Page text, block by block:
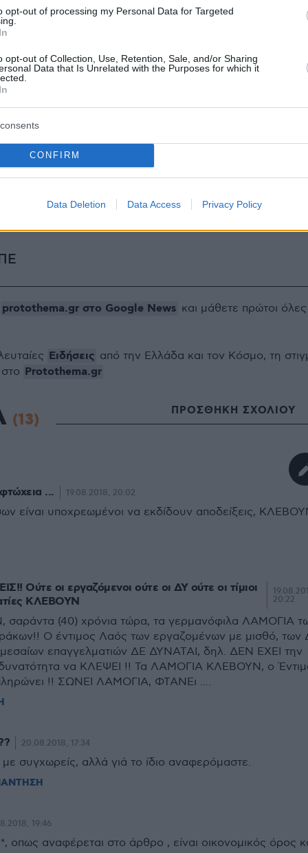
opt-out of processing my Personal Data for Targeted
opt-out of Collection, Use, Retention, Sale, and/or Sharing
Data that Is Unrelated with the Purposes for which it
CONFIRM
Data Deletion Data Access Privacy Policy
δέκατο προς τα πάνω ή προς τα κάτω
για τα επόμενα τριάντα, σαράντα χρόνια»
στο μέλλον και να κάνει από τώρα
έτος 2050 ή το 2060».
πολιτικός τόνισε, τέλος, ότι «θα
σημάδι αισιοδοξίας το γεγονός
ξανά σε τροχιά ανάπτυξης, έστω και
το ποσοστό της τάξεως του 1-2%, είναι πολύ
protothema.gr στο Google News και μάθετε πρώτοι όλες
Ειδήσεις από την Ελλάδα και τον Κόσμο, τη
Protothema.gr
(13) ΠΡΟΣΘΗΚΗ ΣΧΟΛΙΟΥ
... 19.08.2018, 20:02
είναι υποχρεωμένοι να εκδίδουν αποδείξεις,
Ούτε οι εργαζόμενοι ούτε οι ΔΥ ούτε οι τίμιοι
ΚΛΕΒΟΥΝ
20:22
(40) χρόνια τώρα, τα γερμανόφιλα ΛΑΜΟΓΙΑ
Ο έντιμος Λαός των εργαζομένων με μισθό, των
επαγγελματιών ΔΕ ΔΥΝΑΤΑΙ, δηλ. ΔΕΝ ΕΧΕΙ την
δυνατότητα να ΚΛΕΨΕΙ !! Τα ΛΑΜΟΓΙΑ ΚΛΕΒΟΥΝ, ο
!! ΣΩΝΕΙ ΛΑΜΟΓΙΑ, ΦΤΑΝΕι ....
20.08.2018, 17:34
με συγχωρείς, αλλά γιά το ίδιο αναφερόμαστε.
19:46
οπως αναφέρεται στο άρθρο , είναι οικονομικός όρος